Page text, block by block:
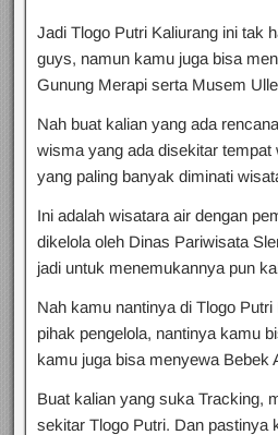
Jadi Tlogo Putri Kaliurang ini tak
guys, namun kamu juga bisa
Gunung Merapi serta Musem
Nah buat kalian yang ada
wisma yang ada disekitar
yang paling banyak diminati
Ini adalah wisatara air dengan
dikelola oleh Dinas Pariwisata
jadi untuk menemukannya pun
Nah kamu nantinya di Tlogo
pihak pengelola, nantinya kamu
kamu juga bisa menyewa Bebek
Buat kalian yang suka Tracking,
sekitar Tlogo Putri. Dan pastinya